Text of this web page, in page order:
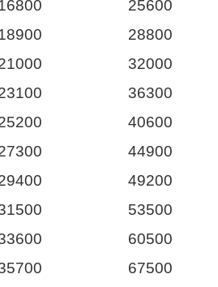
25600
28800
32000
36300
40600
44900
49200
53500
60500
67500